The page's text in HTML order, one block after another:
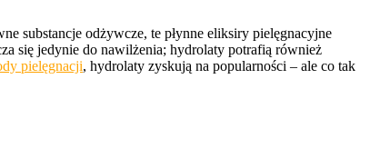
substancje odżywcze, te płynne eliksiry pielęgnacyjne
się jedynie do nawilżenia; hydrolaty potrafią również
pielęgnacji, hydrolaty zyskują na popularności – ale co tak